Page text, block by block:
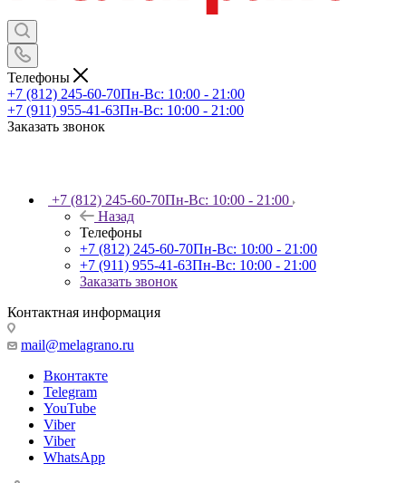
Телефоны
+7 (812) 245-60-70Пн-Вс: 10:00 - 21:00
+7 (911) 955-41-63Пн-Вс: 10:00 - 21:00
Заказать звонок
+7 (812) 245-60-70Пн-Вс: 10:00 - 21:00
Назад
Телефоны
+7 (812) 245-60-70Пн-Вс: 10:00 - 21:00
+7 (911) 955-41-63Пн-Вс: 10:00 - 21:00
Заказать звонок
Контактная информация
mail@melagrano.ru
Вконтакте
Telegram
YouTube
Viber
Viber
WhatsApp